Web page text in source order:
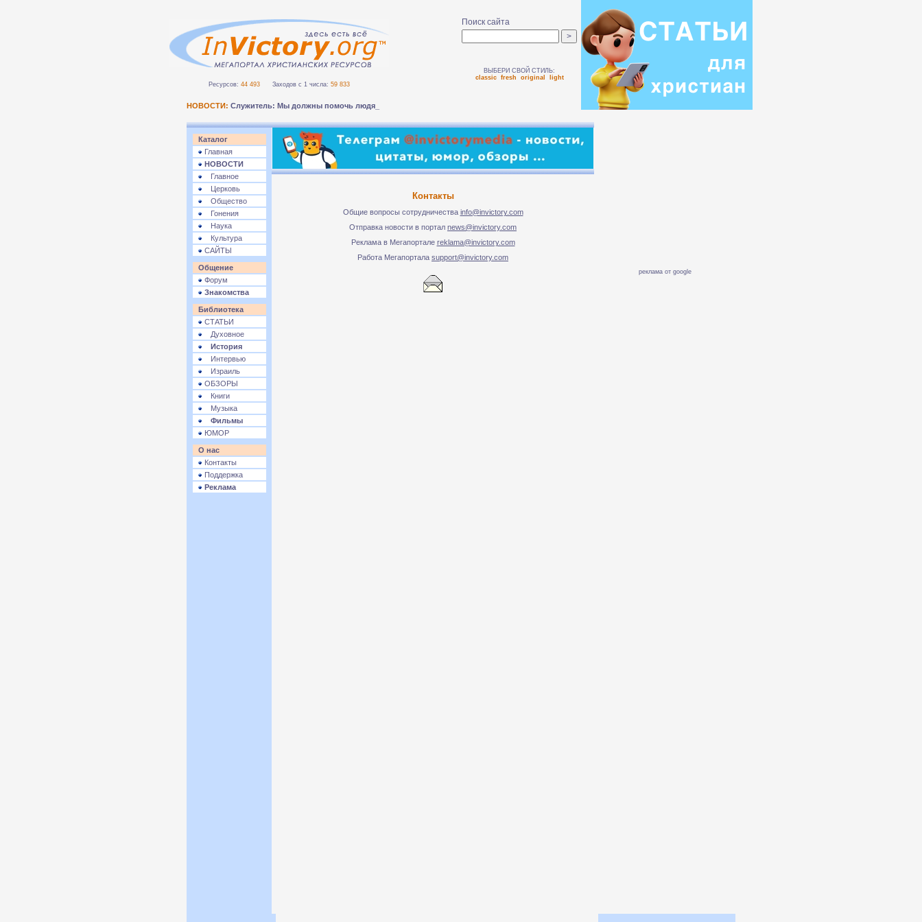
Ресурсов: 44 493 Заходов с 1 числа: 59 833
Поиск сайта
ВЫБЕРИ СВОЙ СТИЛЬ:
classic
fresh original light
НОВОСТИ: Служитель: Мы должны помочь людям безоп-
Каталог
Главная
НОВОСТИ
Главное
Церковь
Общество
Гонения
Наука
Культура
САЙТЫ
Общение
Форум
Знакомства
Библиотека
СТАТЬИ
Духовное
История
Интервью
Израиль
ОБЗОРЫ
Книги
Музыка
Фильмы
ЮМОР
О нас
Контакты
Поддержка
Реклама
Контакты
Общие вопросы сотрудничества info@invictory.com
Отправка новости в портал news@invictory.com
Реклама в Мегапортале reklama@invictory.com
Работа Мегапортала support@invictory.com
реклама от google